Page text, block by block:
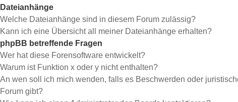
Dateianhänge
Welche Dateianhänge sind in diesem Forum zulässig?
Kann ich eine Übersicht all meiner Dateianhänge erhalten?
phpBB betreffende Fragen
Wer hat diese Forensoftware entwickelt?
Warum ist Funktion x oder y nicht enthalten?
An wen soll ich mich wenden, falls es Beschwerden oder
Forum gibt?